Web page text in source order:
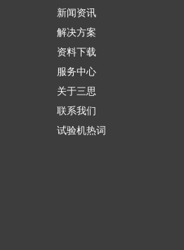
新闻资讯
解决方案
资料下载
服务中心
关于三思
联系我们
试验机热词